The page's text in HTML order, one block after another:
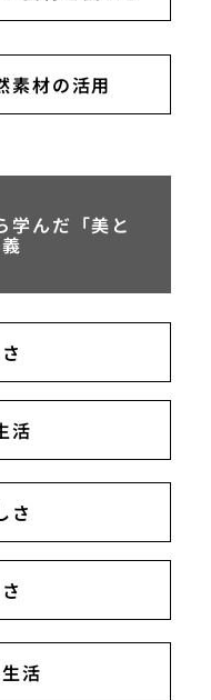
素材の活用
学んだ「美と
活
さ
活